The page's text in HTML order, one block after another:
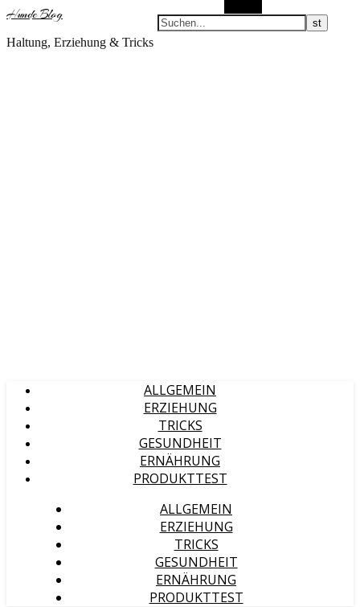
Hunde Blog
Haltung, Erziehung & Tricks
ALLGEMEIN
ERZIEHUNG
TRICKS
GESUNDHEIT
ERNÄHRUNG
PRODUKTTEST
ALLGEMEIN
ERZIEHUNG
TRICKS
GESUNDHEIT
ERNÄHRUNG
PRODUKTTEST